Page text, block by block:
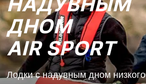
ДНОМ
AIR SPORT
Лодки с надувным дном низкого